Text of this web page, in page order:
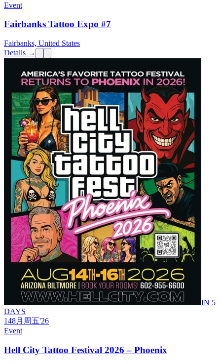
Event
Fairbanks Tattoo Expo #7
Fairbanks, United States
Details →
IN 5
DAYS
148月 周五'26
Event
Hell City Tattoo Festival 2026 – Phoenix